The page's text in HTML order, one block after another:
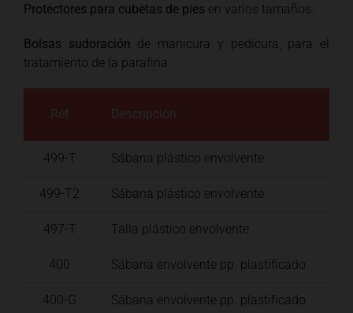
Protectores para cubetas de pies en varios tamaños.
Bolsas sudoración de manicura y pedicura, para el
tratamiento de la parafina.
Ref Descripción
499-T Sábana plástico envolvente
499-T2 Sábana plástico envolvente
497-T Talla plástico envolvente
400 Sábana envolvente pp. plastificado
400-G Sábana envolvente pp. plastificado